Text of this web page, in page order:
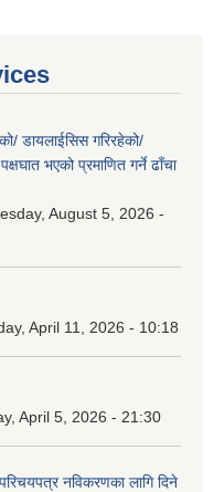
डायलाईसिस गरिरहेको/
भएको प्रमाणित गर्ने ढाँचा
August 5, 2026 -
April 11, 2026 - 10:18
April 5, 2026 - 21:30
परिचयपत्र नविकरणका लागि दिने